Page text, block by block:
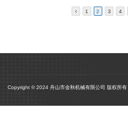
1 2 3 4
Copyright © 2024 舟山市金秋机械有限公司 版权所有